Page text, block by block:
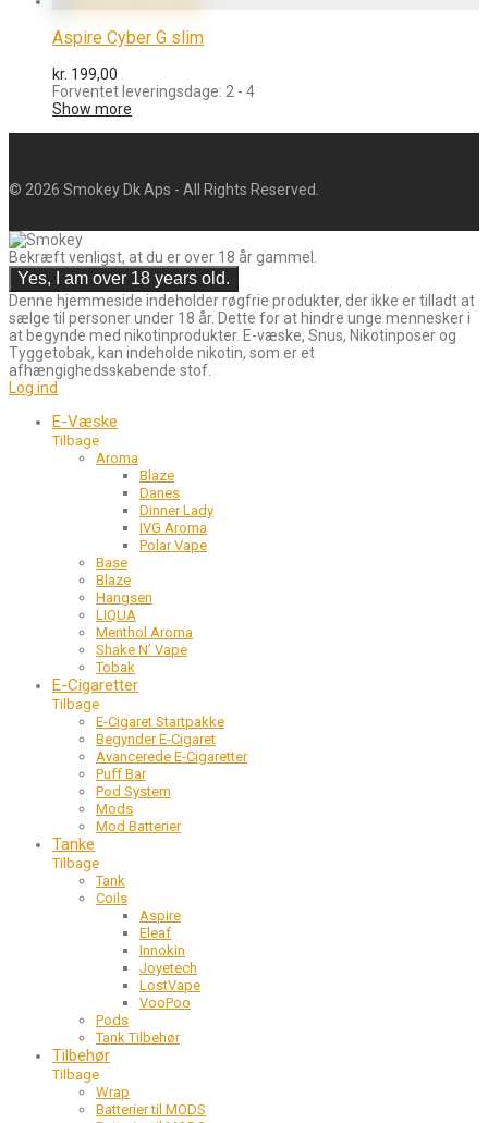
Aspire Cyber G slim
kr. 199,00
Forventet leveringsdage: 2 - 4
Show more
© 2026 Smokey Dk Aps - All Rights Reserved.
Bekræft venligst, at du er over 18 år gammel.
Denne hjemmeside indeholder røgfrie produkter, der ikke er tilladt at
sælge til personer under 18 år. Dette for at hindre unge mennesker i
at begynde med nikotinprodukter. E-væske, Snus, Nikotinposer og
Tyggetobak, kan indeholde nikotin, som er et
afhængighedsskabende stof.
Log ind
E-Væske
Tilbage
Aroma
Blaze
Danes
Dinner Lady
IVG Aroma
Polar Vape
Base
Blaze
Hangsen
LIQUA
Menthol Aroma
Shake N’ Vape
Tobak
E-Cigaretter
Tilbage
E-Cigaret Startpakke
Begynder E-Cigaret
Avancerede E-Cigaretter
Puff Bar
Pod System
Mods
Mod Batterier
Tanke
Tilbage
Tank
Coils
Aspire
Eleaf
Innokin
Joyetech
LostVape
VooPoo
Pods
Tank Tilbehør
Tilbehør
Tilbage
Wrap
Batterier til MODS